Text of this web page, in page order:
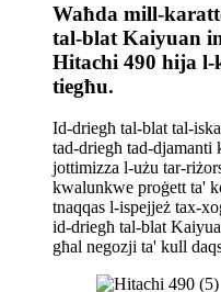
Waħda mill-
tal-blat Kaiyuan
Hitachi 490 hija l-
tiegħu.
Id-driegħ tal-blat tal-
tad-driegħ tad-djamanti
jottimizza l-użu tar-
kwalunkwe proġett ta'
tnaqqas l-ispejjeż tax-
id-driegħ tal-blat
għal negozji ta' kull